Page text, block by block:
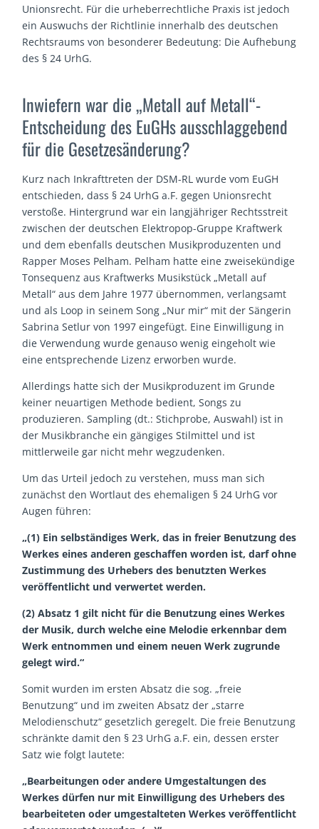
Unionsrecht. Für die urheberrechtliche Praxis ist jedoch
ein Auswuchs der Richtlinie innerhalb des deutschen
Rechtsraums von besonderer Bedeutung: Die Aufhebung
des § 24 UrhG.
Inwiefern war die „Metall auf Metall“-
Entscheidung des EuGHs ausschlaggebend
für die Gesetzesänderung?
Kurz nach Inkrafttreten der DSM-RL wurde vom EuGH
entschieden, dass § 24 UrhG a.F. gegen Unionsrecht
verstoße. Hintergrund war ein langjähriger Rechtsstreit
zwischen der deutschen Elektropop-Gruppe Kraftwerk
und dem ebenfalls deutschen Musikproduzenten und
Rapper Moses Pelham. Pelham hatte eine zweisekündige
Tonsequenz aus Kraftwerks Musikstück „Metall auf
Metall“ aus dem Jahre 1977 übernommen, verlangsamt
und als Loop in seinem Song „Nur mir“ mit der Sängerin
Sabrina Setlur von 1997 eingefügt. Eine Einwilligung in
die Verwendung wurde genauso wenig eingeholt wie
eine entsprechende Lizenz erworben wurde.
Allerdings hatte sich der Musikproduzent im Grunde
keiner neuartigen Methode bedient, Songs zu
produzieren. Sampling (dt.: Stichprobe, Auswahl) ist in
der Musikbranche ein gängiges Stilmittel und ist
mittlerweile gar nicht mehr wegzudenken.
Um das Urteil jedoch zu verstehen, muss man sich
zunächst den Wortlaut des ehemaligen § 24 UrhG vor
Augen führen:
„(1) Ein selbständiges Werk, das in freier Benutzung des
Werkes eines anderen geschaffen worden ist, darf ohne
Zustimmung des Urhebers des benutzten Werkes
veröffentlicht und verwertet werden.
(2) Absatz 1 gilt nicht für die Benutzung eines Werkes
der Musik, durch welche eine Melodie erkennbar dem
Werk entnommen und einem neuen Werk zugrunde
gelegt wird.“
Somit wurden im ersten Absatz die sog. „freie
Benutzung“ und im zweiten Absatz der „starre
Melodienschutz“ gesetzlich geregelt. Die freie Benutzung
schränkte damit den § 23 UrhG a.F. ein, dessen erster
Satz wie folgt lautete:
„Bearbeitungen oder andere Umgestaltungen des
Werkes dürfen nur mit Einwilligung des Urhebers des
bearbeiteten oder umgestalteten Werkes veröffentlicht